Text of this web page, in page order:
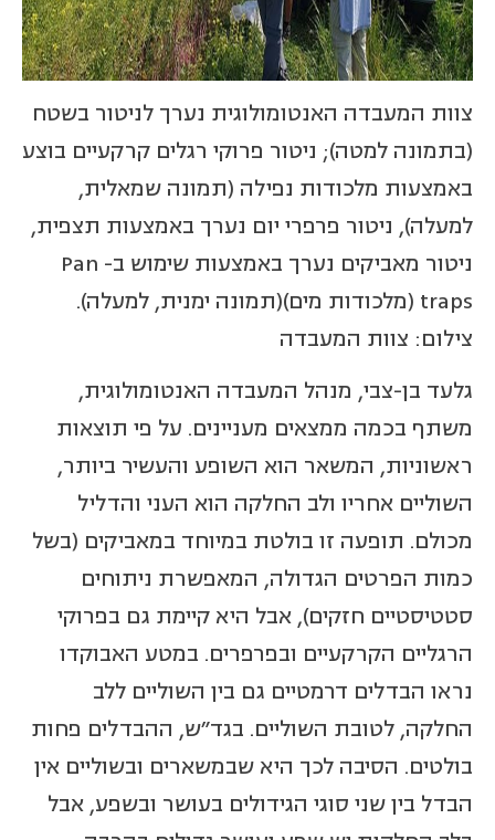
צוות המעבדה האנטומולוגית נערך לניטור בשטח
(בתמונה למטה); ניטור פרוקי רגלים קרקעיים בוצע
באמצעות מלכודות נפילה (תמונה שמאלית,
למעלה), ניטור פרפרי יום נערך באמצעות תצפית,
ניטור מאביקים נערך באמצעות שימוש ב- Pan
traps (מלכודות מים)(תמונה ימנית, למעלה).
צילום: צוות המעבדה
גלעד בן-צבי, מנהל המעבדה האנטומולוגית,
משתף בכמה ממצאים מעניינים. על פי תוצאות
ראשוניות, המשאר הוא השופע והעשיר ביותר,
השוליים אחריו ולב החלקה הוא העני והדליל
מכולם. תופעה זו בולטת במיוחד במאביקים (בשל
כמות הפרטים הגדולה, המאפשרת ניתוחים
סטטיסטיים חזקים), אבל היא קיימת גם בפרוקי
הרגליים הקרקעיים ובפרפרים. במטע האבוקדו
נראו הבדלים דרמטיים גם בין השוליים ללב
החלקה, לטובת השוליים. בגד"ש, ההבדלים פחות
בולטים. הסיבה לכך היא שבמשארים ובשוליים אין
הבדל בין שני סוגי הגידולים בעושר ובשפע, אבל